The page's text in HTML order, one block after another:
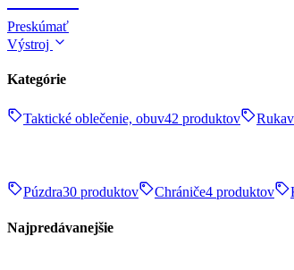
Preskúmať
Výstroj
Kategórie
Taktické oblečenie, obuv42 produktov
Púzdra30 produktov Chrániče4 produktov
Najpredávanejšie